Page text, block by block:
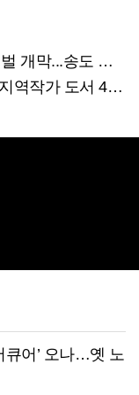
달군 레트로 열기
작가 도서 4권]
큐어’ 오나…옛 노